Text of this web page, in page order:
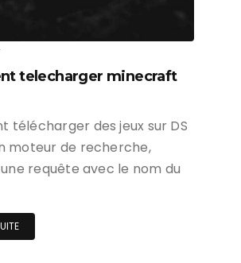
telecharger minecraft
télécharger des jeux sur DS
moteur de recherche,
une requête avec le nom du